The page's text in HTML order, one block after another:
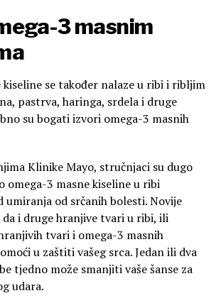
3 masnim
kiseline se također nalaze u ribi i ribljim
pastrva, haringa, srdela i druge
su bogati izvori omega-3 masnih
Klinike Mayo, stručnjaci su dugo
omega-3 masne kiseline u ribi
umiranja od srčanih bolesti. Novije
i druge hranjive tvari u ribi, ili
tvari i omega-3 masnih
u zaštiti vašeg srca. Jedan ili dva
tjedno može smanjiti vaše šanse za
udara.